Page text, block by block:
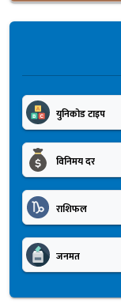
युनिकोड टाइप
विनिमय दर
राशिफल
जनमत